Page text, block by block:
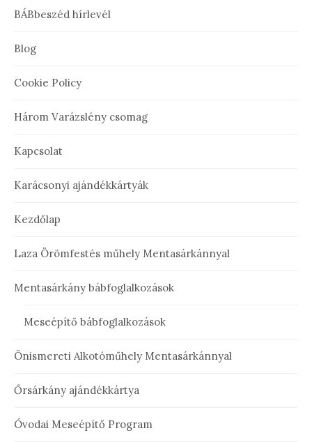
BÁBbeszéd hírlevél
Blog
Cookie Policy
Három Varázslény csomag
Kapcsolat
Karácsonyi ajándékkártyák
Kezdőlap
Laza Örömfestés műhely Mentasárkánnyal
Mentasárkány bábfoglalkozások
Meseépítő bábfoglalkozások
Önismereti Alkotóműhely Mentasárkánnyal
Őrsárkány ajándékkártya
Óvodai Meseépítő Program